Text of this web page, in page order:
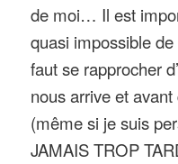
de moi… Il est
quasi impossible de
faut se rapprocher
nous arrive et avant
(même si je suis
JAMAIS TROP